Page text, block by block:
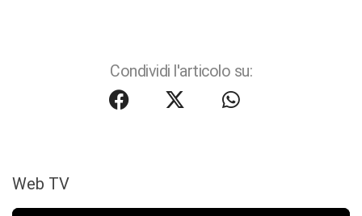
Condividi l'articolo su:
Web TV